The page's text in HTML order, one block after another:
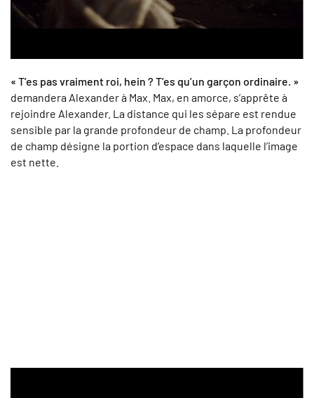
« T’es pas vraiment roi, hein ? T’es qu’un garçon ordinaire. »
demandera Alexander à Max. Max, en amorce, s’apprête à
rejoindre Alexander. La distance qui les sépare est rendue
sensible par la grande profondeur de champ. La profondeur
de champ désigne la portion d’espace dans laquelle l’image
est nette.